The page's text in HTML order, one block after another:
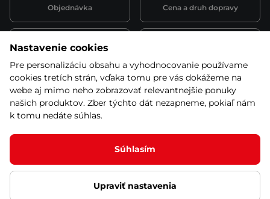
Objednávka Cena a druh dopravy
Spôsob platby
Montáž a servis Reklamácie a záruka
Kariéra
© 2026 Stores inSPORTline SK, s.r.o. Všetky práva vyhradené
Nastavenie cookies
Pre personalizáciu obsahu a vyhodnocovanie používame
cookies tretích strán, vďaka tomu pre vás dokážeme na
webe aj mimo neho zobrazovať relevantnejšie ponuky
našich produktov. Zber týchto dát nezapneme, pokiaľ nám
k tomu nedáte súhlas.
Súhlasím
Upraviť nastavenia